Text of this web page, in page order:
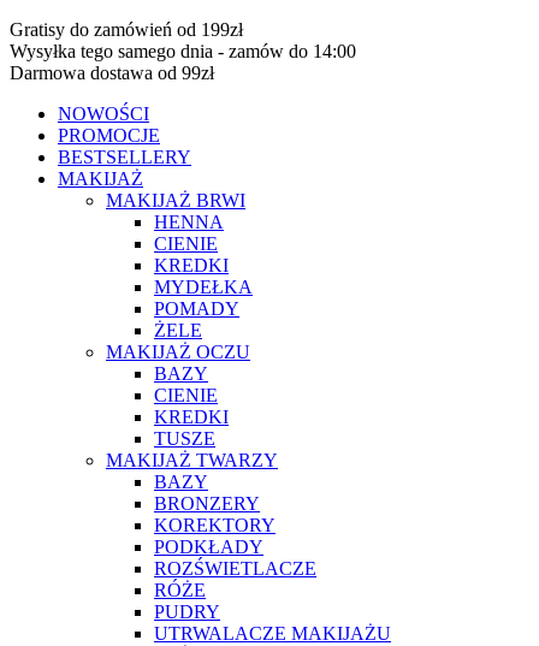
Gratisy do zamówień od 199zł
Wysyłka tego samego dnia - zamów do 14:00
Darmowa dostawa od 99zł
NOWOŚCI
PROMOCJE
BESTSELLERY
MAKIJAŻ
MAKIJAŻ BRWI
HENNA
CIENIE
KREDKI
MYDEŁKA
POMADY
ŻELE
MAKIJAŻ OCZU
BAZY
CIENIE
KREDKI
TUSZE
MAKIJAŻ TWARZY
BAZY
BRONZERY
KOREKTORY
PODKŁADY
ROZŚWIETLACZE
RÓŻE
PUDRY
UTRWALACZE MAKIJAŻU